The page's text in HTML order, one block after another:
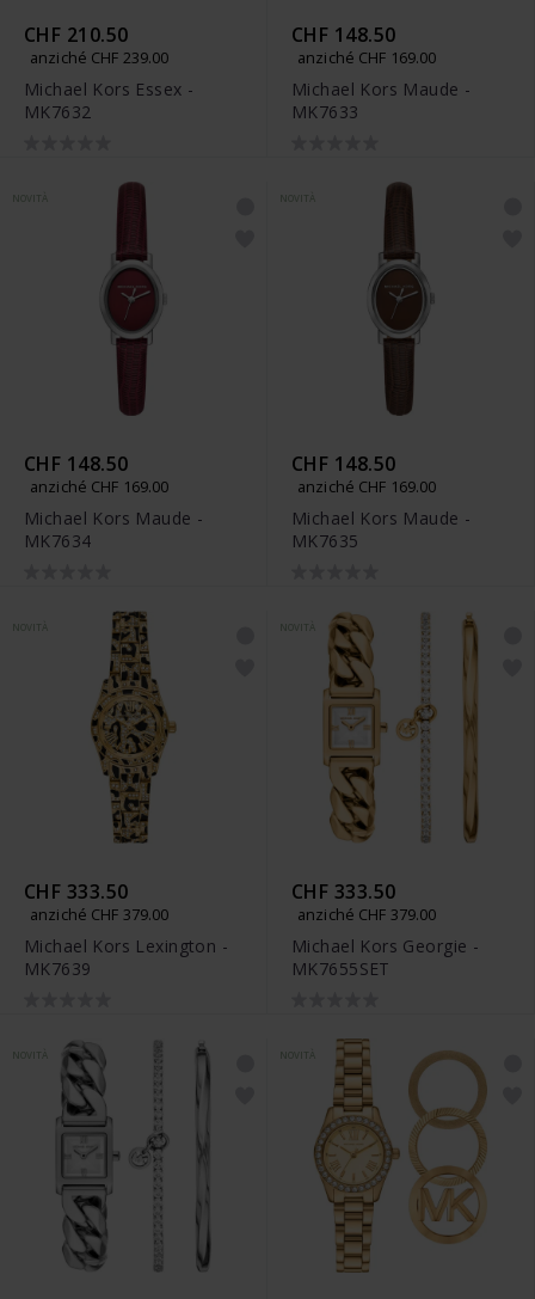
CHF 210.50
anziché CHF 239.00
Michael Kors Essex -
MK7632
CHF 148.50
anziché CHF 169.00
Michael Kors Maude -
MK7633
NOVITÀ
CHF 148.50
anziché CHF 169.00
Michael Kors Maude -
MK7634
NOVITÀ
CHF 148.50
anziché CHF 169.00
Michael Kors Maude -
MK7635
NOVITÀ
CHF 333.50
anziché CHF 379.00
Michael Kors Lexington -
MK7639
NOVITÀ
CHF 333.50
anziché CHF 379.00
Michael Kors Georgie -
MK7655SET
NOVITÀ NOVITÀ